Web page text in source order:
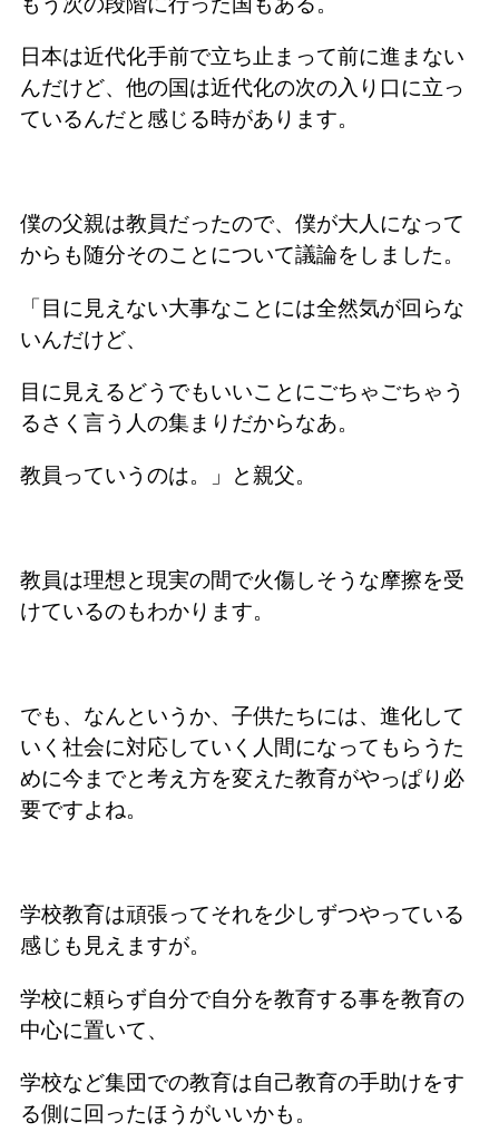
日本は近代化手前で立ち止まって前に進まない
んだけど、他の国は近代化の次の入り口に立っ
ているんだと感じる時があります。
僕の父親は教員だったので、僕が大人になって
からも随分そのことについて議論をしました。
「目に見えない大事なことには全然気が回らな
いんだけど、
目に見えるどうでもいいことにごちゃごちゃう
るさく言う人の集まりだからなあ。
教員っていうのは。」と親父。
教員は理想と現実の間で火傷しそうな摩擦を受
けているのもわかります。
でも、なんというか、子供たちには、進化して
いく社会に対応していく人間になってもらうた
めに今までと考え方を変えた教育がやっぱり必
要ですよね。
学校教育は頑張ってそれを少しずつやっている
感じも見えますが。
学校に頼らず自分で自分を教育する事を教育の
中心に置いて、
学校など集団での教育は自己教育の手助けをす
る側に回ったほうがいいかも。